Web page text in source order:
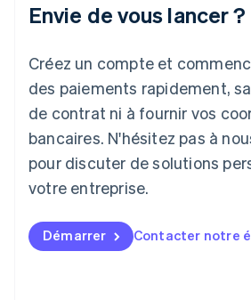
Envie de vous lancer ?
Créez un compte et
des paiements rapidement,
de contrat ni à fournir vos
bancaires. N'hésitez pas à
pour discuter de solutions
votre entreprise.
Démarrer Contacter notre
English
Italie
Japon
日本語
Lettonie
English
Liechtenstein
DeutschEnglish
English
FrançaisDeutschEnglish
Malaisie